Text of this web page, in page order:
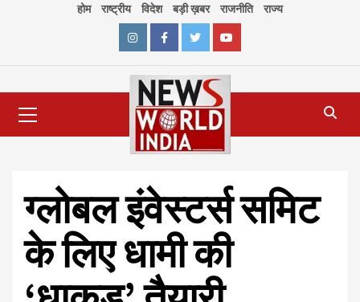
होम राष्ट्रीय विदेश बड़ी ख़बर राजनीति राज्य
InstagramFacebookTwitterYoutube
Menu
ग्लोबल इंवेस्टर्स समिट
के लिए धामी की